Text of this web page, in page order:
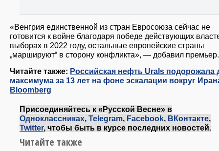
«Венгрия единственной из стран Евросоюза сейчас не
готовится к войне благодаря победе действующих
выборах в 2022 году, остальные европейские страны
„маршируют“ в сторону конфликта», — добавил премьер.
Читайте также: Российская нефть Urals подорожала
максимума за 13 лет на фоне эскалации вокруг
Bloomberg
Присоединяйтесь к «Русской Весне» в
Одноклассниках, Telegram, Facebook, ВКонтакте,
Twitter, чтобы быть в курсе последних новостей.
Читайте также